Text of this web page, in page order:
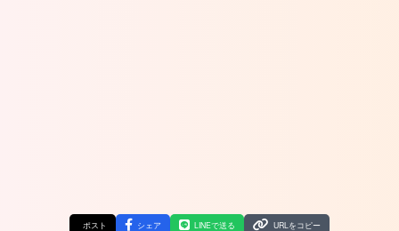
ポスト シェア LINEで送る URLをコピー